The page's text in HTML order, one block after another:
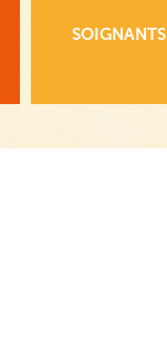
SOIGNANTS